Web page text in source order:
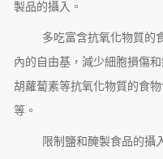
製品的攝入。
多吃富含抗氧化物質的
內的自由基，減少細胞損傷
胡蘿蔔素等抗氧化物質的食
等。
限制鹽和醃製食品的攝